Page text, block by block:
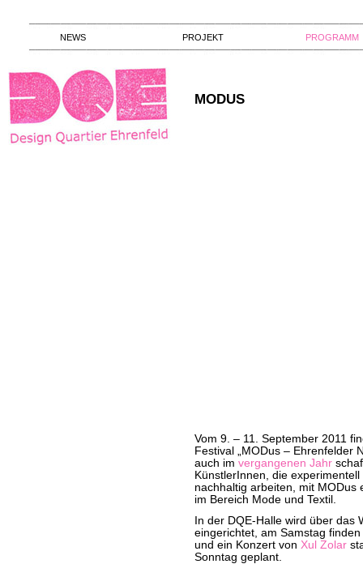
NEWS PROJEKT PROGRAMM
MODUS
Vom 9. – 11. September 2011
Festival „MODus – Ehrenfelder
auch im vergangenen Jahr
KünstlerInnen, die
nachhaltig arbeiten, mit MODus
im Bereich Mode und Textil.
In der DQE-Halle wird über das
eingerichtet, am Samstag
und ein Konzert von Xul Zolar
Sonntag geplant.